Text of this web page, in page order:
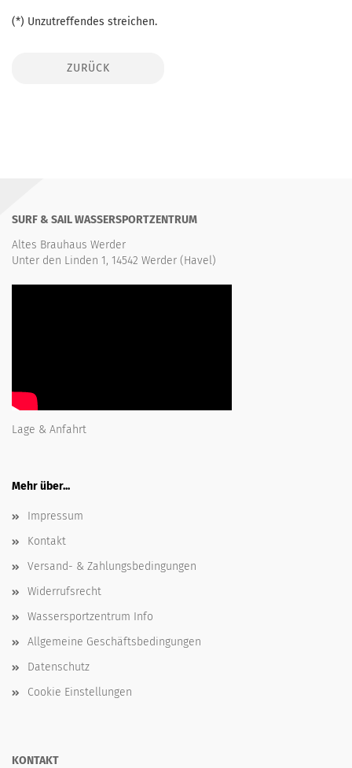
(*) Unzutreffendes streichen.
ZURÜCK
SURF & SAIL WASSERSPORTZENTRUM
Altes Brauhaus Werder
Unter den Linden 1, 14542 Werder (Havel)
Lage & Anfahrt
Mehr über...
Impressum
Kontakt
Versand- & Zahlungsbedingungen
Widerrufsrecht
Wassersportzentrum Info
Allgemeine Geschäftsbedingungen
Datenschutz
Cookie Einstellungen
KONTAKT